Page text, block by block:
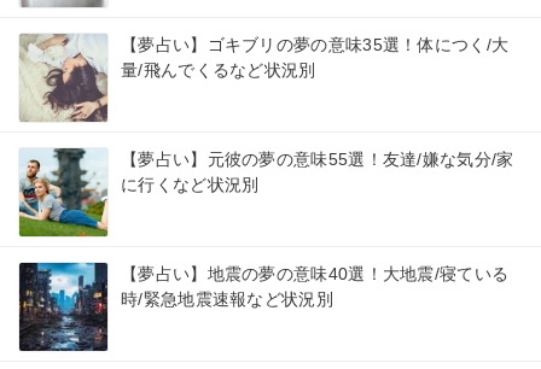
【夢占い】ゴキブリの夢の意味35選！体につく/大
量/飛んでくるなど状況別
【夢占い】元彼の夢の意味55選！友達/嫌な気分/家
に行くなど状況別
【夢占い】地震の夢の意味40選！大地震/寝ている
時/緊急地震速報など状況別